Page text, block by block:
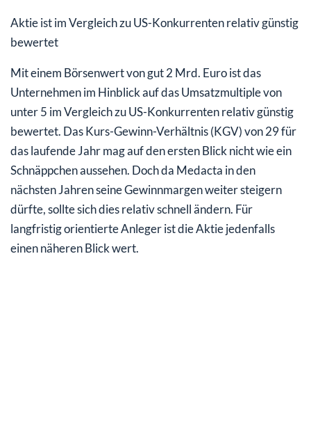
Aktie ist im Vergleich zu US-Konkurrenten relativ günstig
bewertet
Mit einem Börsenwert von gut 2 Mrd. Euro ist das
Unternehmen im Hinblick auf das Umsatzmultiple von
unter 5 im Vergleich zu US-Konkurrenten relativ günstig
bewertet. Das Kurs-Gewinn-Verhältnis (KGV) von 29 für
das laufende Jahr mag auf den ersten Blick nicht wie ein
Schnäppchen aussehen. Doch da Medacta in den
nächsten Jahren seine Gewinnmargen weiter steigern
dürfte, sollte sich dies relativ schnell ändern. Für
langfristig orientierte Anleger ist die Aktie jedenfalls
einen näheren Blick wert.